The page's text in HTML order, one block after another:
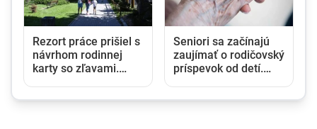
Rezort práce prišiel s
návrhom rodinnej
karty so zľavami.
Seniori sa začínajú
zaujímať o rodičovský
príspevok od detí.